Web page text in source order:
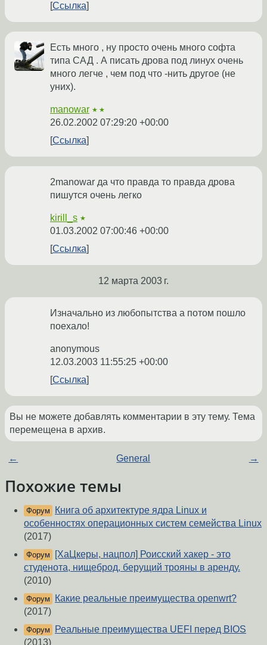
Ссылка
Есть много , ну просто очень много софта
типа САД . А писать дрова под линух очень
много легче , чем под что -нить другое (не
уних).
manowar ★★
26.02.2002 07:29:20 +00:00
Ссылка
2manowar да что правда то правда дрова
пишутся очень легко
kirill_s ★
01.03.2002 07:00:46 +00:00
Ссылка
12 марта 2003 г.
Изначально из любопытства а потом пошло
поехало!
anonymous
12.03.2003 11:55:25 +00:00
Ссылка
Вы не можете добавлять комментарии в эту тему. Тема
перемещена в архив.
← General →
Похожие темы
Форум
Книга об архитектуре ядра Linux и
особенностях операционных систем семейства Linux
(2017)
Форум
[ХаЦкеры, нацпол] Роисский хакер - это
студенота, нищеброд, берущий трояны в аренду.
(2010)
Форум
Какие реальные преимущества openwrt?
(2017)
Форум
Реальные преимущества UEFI перед BIOS
(2013)